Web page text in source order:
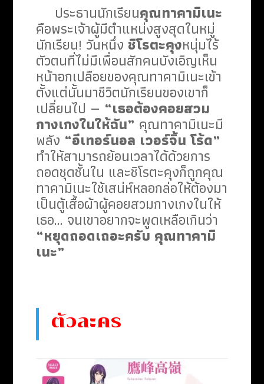
ประธานนักเรียนคุณทาคามิเนะ
คือพระเจ้าผู้มีตำแหน่งสูงสุดในหมู่
นักเรียน! วันหนึ่ง ชิโรตะคุงหนุ่มไร้
ตัวตนที่ไม่มีเพื่อนสักคนบังเอิญเห็น
หน้าอกเปลือยของคุณทาคามิเนะเข้า
ตั้งแต่นั้นมาชีวิตนักเรียนของเขาก็
เปลี่ยนไป — “เธอต้องคอยสวม
กางเกงในให้ฉัน” คุณทาคามิเนะมี
พลัง “อีเทอร์นอล เวอร์จิ้น โร้ด”
ทำให้สามารถย้อนเวลาได้ด้วยการ
ถอดชุดชั้นใน และชิโรตะคุงก็ถูกคุณ
ทาคามิเนะใช้เสน่ห์หลอกล่อให้ต้องมา
เป็นตู้เสื้อผ้าผู้คอยสวมกางเกงในให้
เธอ… จนเขาอยากจะพูดเหลือเกินว่า
“หยุดถอดเถอะครับ คุณทาคามิ
เนะ”
ตัวละคร